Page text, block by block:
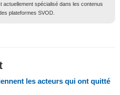
actuellement spécialisé dans les contenus
plateformes SVOD.
les acteurs qui ont quitté